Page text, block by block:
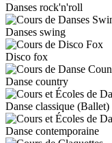
Danses rock'n'roll
Danses swing
Disco fox
Danse country
Danse classique (Ballet)
Danse contemporaine